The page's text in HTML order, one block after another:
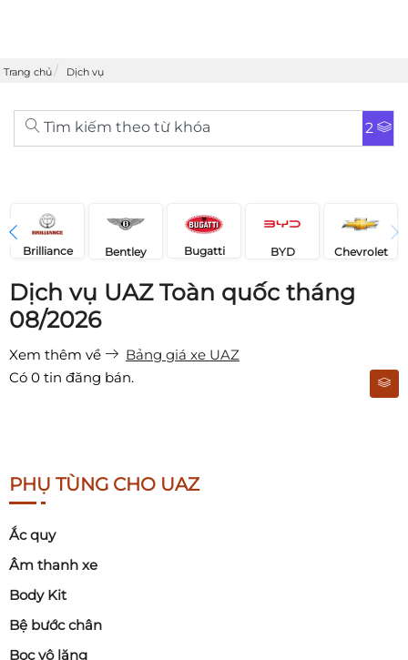
Trang chủ Dịch vụ
Tìm kiếm theo từ khóa 2
Brilliance Bentley Bugatti BYD Chevrolet
Dịch vụ UAZ Toàn quốc tháng
08/2026
Xem thêm về
Bảng giá xe UAZ
Có 0 tin đăng bán.
PHỤ TÙNG CHO UAZ
Ắc quy
Âm thanh xe
Body Kit
Bệ bước chân
Bọc vô lăng